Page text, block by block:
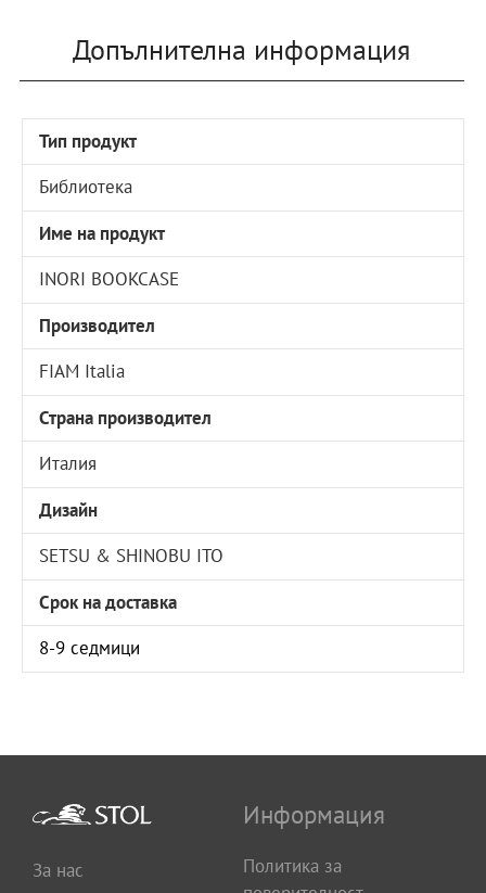
Допълнителна информация
Тип продукт
Библиотека
Име на продукт
INORI BOOKCASE
Производител
FIAM Italia
Страна производител
Италия
Дизайн
SETSU & SHINOBU ITO
Срок на доставка
8-9 седмици
За нас
Информация
Политика за